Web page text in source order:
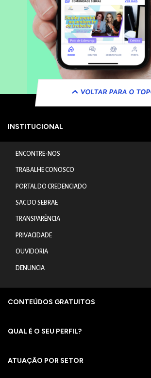
VOLTAR PARA O
INSTITUCIONAL
ENCONTRE-NOS
TRABALHE CONOSCO
PORTAL DO CREDENCIADO
SAC DO SEBRAE
TRANSPARÊNCIA
PRIVACIDADE
OUVIDORIA
DENUNCIA
CONTEÚDOS GRATUITOS
QUAL É O SEU PERFIL?
ATUAÇÃO POR SETOR